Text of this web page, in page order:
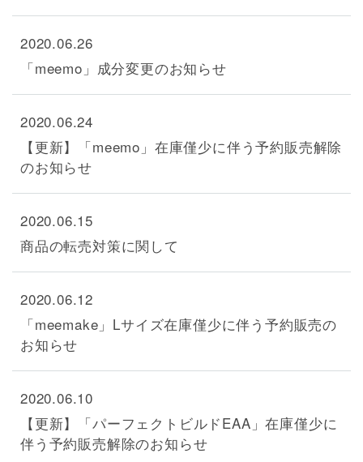
2020.06.26
「meemo」成分変更のお知らせ
2020.06.24
【更新】「meemo」在庫僅少に伴う予約販売解除
のお知らせ
2020.06.15
商品の転売対策に関して
2020.06.12
「meemake」Lサイズ在庫僅少に伴う予約販売の
お知らせ
2020.06.10
【更新】「パーフェクトビルドEAA」在庫僅少に
伴う予約販売解除のお知らせ